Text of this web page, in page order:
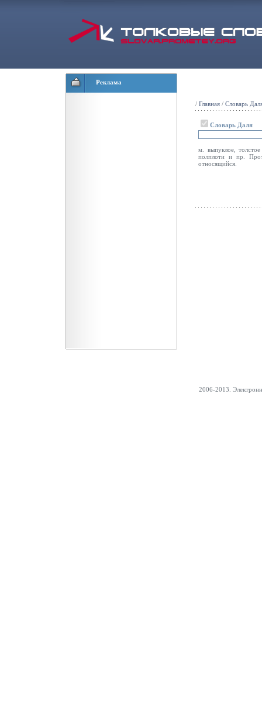
Реклама
/ Главная / Словарь
Словарь Даля
м. выпуклое,
полплоти и пр.
относящийся.
2006-2013.